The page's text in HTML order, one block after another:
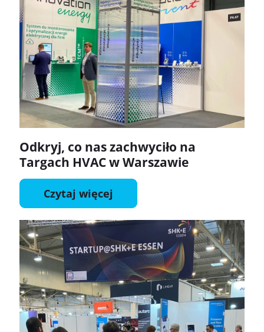
Odkryj, co nas zachwyciło na
Targach HVAC w Warszawie
Czytaj więcej